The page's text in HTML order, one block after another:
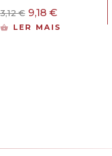
€ O
preço
9,18€O
preço
LER MAIS